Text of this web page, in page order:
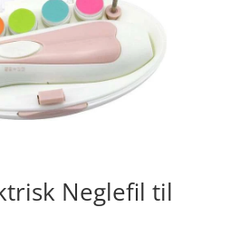
Neglefil til